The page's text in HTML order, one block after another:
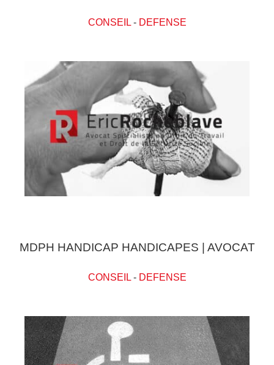
CONSEIL- DEFENSE
MDPH HANDICAP HANDICAPES | AVOCAT
CONSEIL- DEFENSE